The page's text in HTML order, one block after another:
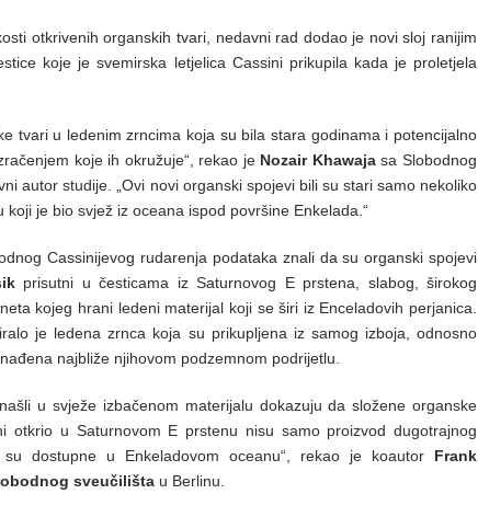
otkrivenih organskih tvari, nedavni rad dodao je novi sloj ranijim
koje je svemirska letjelica Cassini prikupila kada je proletjela
tvari u ledenim zrncima koja su bila stara godinama i potencijalno
koje ih okružuje“, rekao je Nozair Khawajasa Slobodnog
autor studije. „Ovi novi organski spojevi bili su stari samo nekoliko
koji je bio svjež iz oceana ispod površine Enkelada.“
Cassinijevog rudarenja podataka znali da su organski spojevi
prisutni u česticama iz Saturnovog E prstena, slabog, širokog
kojeg hrani ledeni materijal koji se širi iz Enceladovih perjanica.
je ledena zrnca koja su prikupljena iz samog izboja, odnosno
najbliže njihovom podzemnom podrijetlu.
u svježe izbačenom materijalu dokazuju da složene organske
otkrio u Saturnovom E prstenu nisu samo proizvod dugotrajnog
dostupne u Enkeladovom oceanu“, rekao je koautor Frank
sveučilišta u Berlinu.